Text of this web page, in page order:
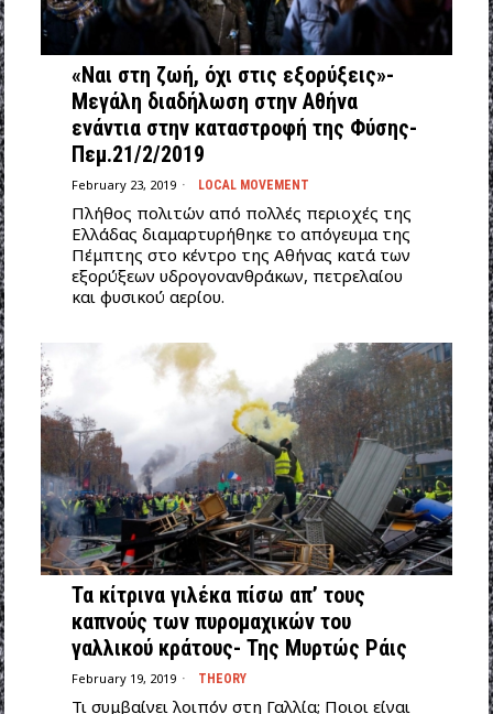
«Ναι στη ζωή, όχι στις εξορύξεις»-
Μεγάλη διαδήλωση στην Αθήνα
ενάντια στην καταστροφή της Φύσης-
Πεμ.21/2/2019
February 23, 2019 LOCAL MOVEMENT
Πλήθος πολιτών από πολλές περιοχές της
Ελλάδας διαμαρτυρήθηκε το απόγευμα της
Πέμπτης στο κέντρο της Αθήνας κατά των
εξορύξεων υδρογονανθράκων, πετρελαίου
και φυσικού αερίου.
Τα κίτρινα γιλέκα πίσω απ’ τους
καπνούς των πυρομαχικών του
γαλλικού κράτους- Της Μυρτώς Ράις
February 19, 2019 THEORY
Τι συμβαίνει λοιπόν στη Γαλλία; Ποιοι είναι